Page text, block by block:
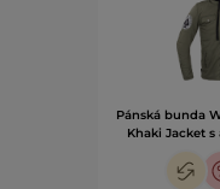
Pánská bunda
Khaki Jacket